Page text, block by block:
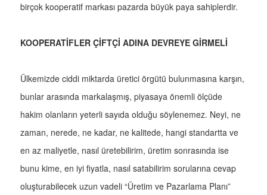
birçok kooperatif markası pazarda büyük paya sahiplerdir.
KOOPERATİFLER ÇİFTÇİ ADINA DEVREYE GİRMELİ
Ülkemizde ciddi miktarda üretici örgütü bulunmasına karşın,
bunlar arasında markalaşmış, piyasaya önemli ölçüde
hakim olanların yeterli sayıda olduğu söylenemez. Neyi, ne
zaman, nerede, ne kadar, ne kalitede, hangi standartta ve
en az maliyetle, nasıl üretebilirim, üretim sonrasında ise
bunu kime, en iyi fiyatla, nasıl satabilirim sorularına cevap
oluşturabilecek uzun vadeli “Üretim ve Pazarlama Planı”